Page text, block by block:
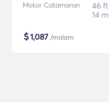
Motor Catamaran
46 ft
14 m
$1,087 /malam